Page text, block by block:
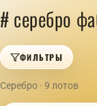
# серебро
ФИЛЬТРЫ
Серебро · 9 лотов